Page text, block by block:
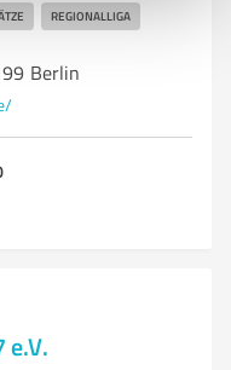
REGIONALLIGA
Berlin